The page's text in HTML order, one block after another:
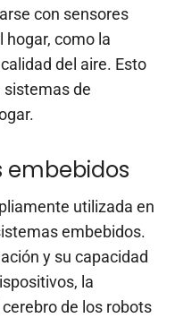
con sensores
hogar, como la
del aire. Esto
de
embebidos
utilizada en
embebidos.
y su capacidad
la
de los robots